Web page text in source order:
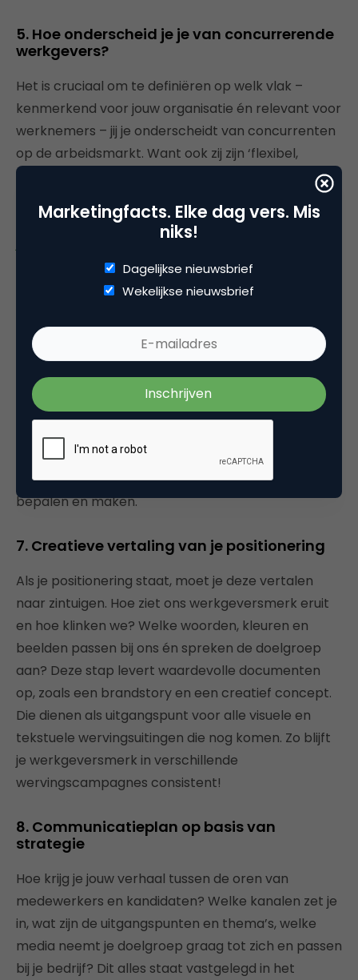
5. Hoe onderscheid je je van concurrerende
werkgevers?
Het is cruciaal om te definiëren op welk vlak –
kenmerkend voor jouw organisatie én relevant voor
werknemers – jij je onderscheidt van concurrenten
op de arbeidsmarkt. Want ook zij zijn ‘flexibel,
bieden ruimte om te groeien, eigen
verantwoordelijkheid en een goed salaris’. 😊 Besef
wel dat jeconcurrenten vaak niet dezelfde zijn als in
6. Bepaal nu je positionering als werkgever
Met de info uit stap 3-5 kan je de positie bepalen
die je als werkgever in het hoofd en hart van de
doelgroep kunt innemen. Klinkt gemakkelijk, is het
niet. Daarom is het belangrijk om marketing in de
lead te hebben in deze fase. Branding specialisten
doen dit namelijk dagelijks. En zij vatten het gelijk
voor je in een belofte en boodschap: de
strategische basis voor alles wat je nog gaat
bepalen en maken.
7. Creatieve vertaling van je positionering
Als je positionering staat, moet je deze vertalen
naar zintuigen. Hoe ziet ons werkgeversmerk eruit
en hoe klinken we? Welke woorden, kleuren en
beelden passen bij ons én spreken de doelgroep
aan? Deze stap levert waardevolle documenten
op, zoals een brandstory en een creatief concept.
Die dienen als uitgangspunt voor alle visuele en
tekstuele wervingsuitingen die nog komen. Zo blijft
je werkgeversmerk in verschillende
wervingscampagnes consistent!
8. Communicatieplan op basis van
strategie
Hoe krijg je jouw verhaal tussen de oren van
medewerkers en kandidaten? Welke kanalen zet je
in, wat zijn de uitgangspunten en thema’s, welke
media neemt je doelgroep graag tot zich en passen
bij je bedrijf? Dit alles staat vastgelegd in het
Marketingfacts. Elke dag vers. Mis
niks!
Dagelijkse nieuwsbrief
Wekelijkse nieuwsbrief